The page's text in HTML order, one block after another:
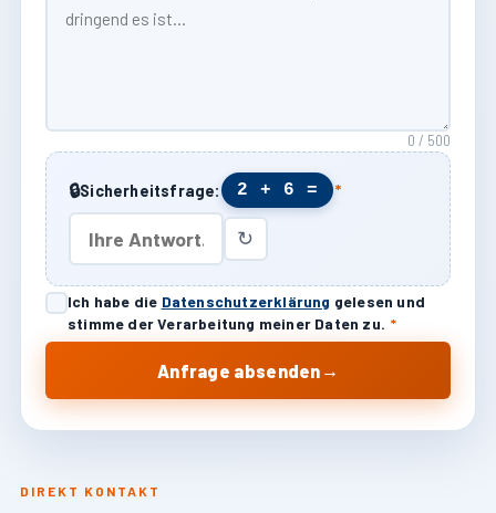
DIREKT KONTAKT
0 / 500
🔒Sicherheitsfrage: 2 + 6 = *
↻
Ich habe die Datenschutzerklärung gelesen und
stimme der Verarbeitung meiner Daten zu. *
Anfrage absenden →